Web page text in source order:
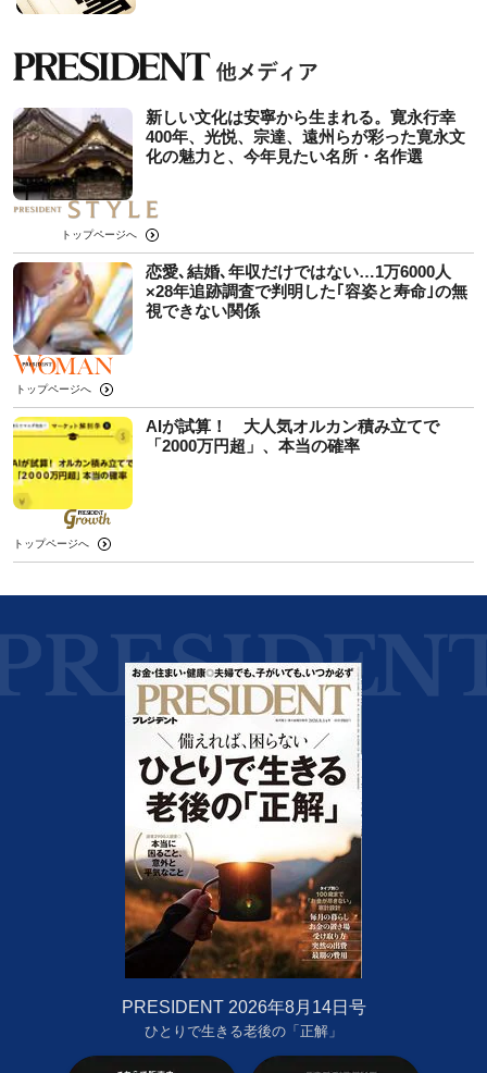
新しい文化は安寧から生まれる。寛永行幸
400年、光悦、宗達、遠州らが彩った寛永文
化の魅力と、今年見たい名所・名作選
トップページへ
恋愛､結婚､年収だけではない…1万6000人
×28年追跡調査で判明した｢容姿と寿命｣の無
視できない関係
トップページへ
AIが試算！ 大人気オルカン積み立てで
「2000万円超」、本当の確率
トップページへ
PRESIDENT 2026年8月14日号
ひとりで生きる老後の「正解」